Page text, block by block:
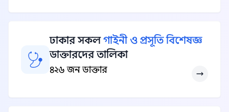
ঢাকার সকলগাইনী ও প্রসূতি বিশেষজ্ঞ
ডাক্তারদের তালিকা
৪২৬ জন ডাক্তার